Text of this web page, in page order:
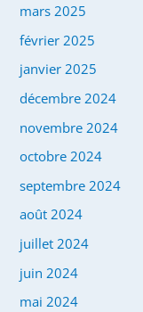
mars 2025
février 2025
janvier 2025
décembre 2024
novembre 2024
octobre 2024
septembre 2024
août 2024
juillet 2024
juin 2024
mai 2024